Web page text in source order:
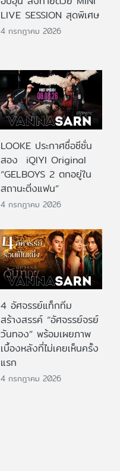
LIVE SESSION สุดพิเศษ
4 กรกฎาคม 2026
LOOKE ประกาศชื่อซีซั่น
สอง iQIYI Original
“GELBOYS 2 ตกอยู่ใน
สถานะติ่งแฟน”
4 กรกฎาคม 2026
4 อัศจรรย์แท็กทีม
สร้างสรรค์ “อัศจรรย์จรย์
วันทอง” พร้อมเผยภาพ
เบื้องหลังที่ไม่เคยเห็นครั้ง
แรก
4 กรกฎาคม 2026